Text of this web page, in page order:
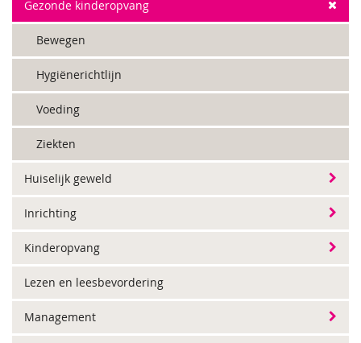
Gezonde kinderopvang
Bewegen
Hygiënerichtlijn
Voeding
Ziekten
Huiselijk geweld
Inrichting
Kinderopvang
Lezen en leesbevordering
Management